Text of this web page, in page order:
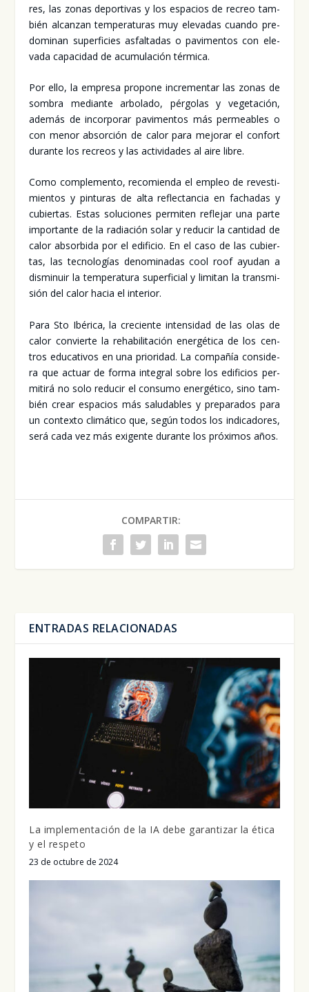
res, las zonas depor­ti­vas y los espa­cios de recreo tam­
bién alcan­zan tem­pe­ra­tu­ras muy ele­va­das cuan­do pre­
do­mi­nan super­fi­cies asfal­ta­das o pavi­men­tos con ele­
va­da capa­ci­dad de acu­mu­la­ción tér­mi­ca.
Por ello, la empre­sa pro­po­ne incre­men­tar las zonas de
som­bra median­te arbo­la­do, pér­go­las y vege­ta­ción,
ade­más de incor­po­rar pavi­men­tos más permea­bles o
con menor absor­ción de calor para mejo­rar el con­fort
duran­te los recreos y las acti­vi­da­des al aire libre.
Como com­ple­men­to, reco­mien­da el empleo de reves­ti­
mien­tos y pin­tu­ras de alta reflec­tan­cia en facha­das y
cubier­tas. Estas solu­cio­nes per­mi­ten refle­jar una par­te
impor­tan­te de la radia­ción solar y redu­cir la can­ti­dad de
calor absor­bi­da por el edi­fi­cio. En el caso de las cubier­
tas, las tec­no­lo­gías deno­mi­na­das cool roof ayu­dan a
dis­mi­nuir la tem­pe­ra­tu­ra super­fi­cial y limi­tan la trans­mi­
sión del calor hacia el inte­rior.
Para Sto Ibé­ri­ca, la cre­cien­te inten­si­dad de las olas de
calor con­vier­te la reha­bi­li­ta­ción ener­gé­ti­ca de los cen­
tros edu­ca­ti­vos en una prio­ri­dad. La com­pa­ñía con­si­de­
ra que actuar de for­ma inte­gral sobre los edi­fi­cios per­
mi­ti­rá no solo redu­cir el con­su­mo ener­gé­ti­co, sino tam­
bién crear espa­cios más salu­da­bles y pre­pa­ra­dos para
un con­tex­to cli­má­ti­co que, según todos los indi­ca­do­res,
será cada vez más exi­gen­te duran­te los pró­xi­mos años.
COMPARTIR:
ENTRADAS RELACIONADAS
La implementación de la IA debe garantizar la ética
y el respeto
23 de octubre de 2024